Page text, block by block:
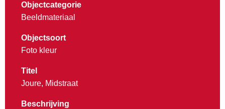
Objectcategorie
Beeldmateriaal
Objectsoort
Foto kleur
Titel
Joure, Midstraat
Beschrijving